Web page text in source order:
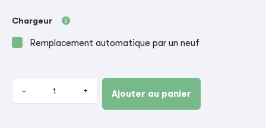
Chargeur
Remplacement automatique par un neuf
- + Ajouter au panier